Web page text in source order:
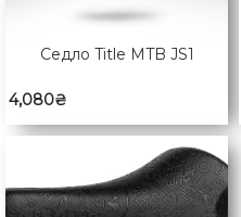
Седло Title MTB JS1
4,080₴